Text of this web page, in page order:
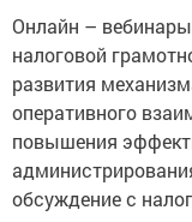
налоговой
развития
оперативного
повышения
обсуждение с